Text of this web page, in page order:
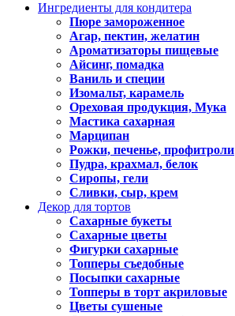
Ингредиенты для кондитера
Пюре замороженное
Агар, пектин, желатин
Ароматизаторы пищевые
Айсинг, помадка
Ваниль и специи
Изомальт, карамель
Ореховая продукция, Мука
Мастика сахарная
Марципан
Рожки, печенье, профитроли
Пудра, крахмал, белок
Сиропы, гели
Сливки, сыр, крем
Декор для тортов
Сахарные букеты
Сахарные цветы
Фигурки сахарные
Топперы съедобные
Посыпки сахарные
Топперы в торт акриловые
Цветы сушеные